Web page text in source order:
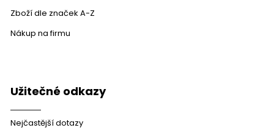
Zboží dle značek A-Z
Nákup na firmu
Užitečné odkazy
Nejčastější dotazy